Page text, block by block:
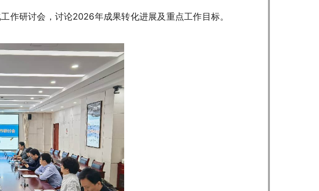
作研讨会，讨论2026年成果转化进展及重点工作目标。